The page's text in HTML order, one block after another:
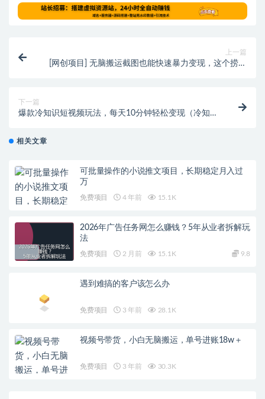
上一篇
[网创项目] 无脑搬运截图也能快速暴力变现，这个捞金
下一篇
爆款冷知识短视频玩法，每天10分钟轻松变现（冷知识
相关文章
可批量操作的小说推文项目，长期稳定月入过
万
免费项目 4 年前 15.1K
2026年广告任务网怎么赚钱？5年从业者拆解玩
法
免费项目 2 月前 15.1K 9.8
遇到难搞的客户该怎么办
免费项目 3 年前 28.1K
视频号带货，小白无脑搬运，单号进账18w＋
免费项目 3 年前 30.3K